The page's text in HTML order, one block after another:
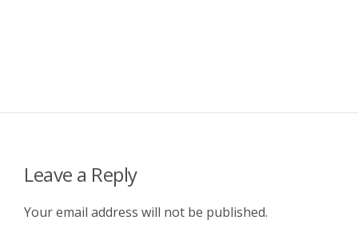
Leave a Reply
Your email address will not be published.